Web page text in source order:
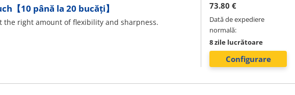
【10 până la 20 bucăți】
right amount of flexibility and sharpness.
73.80 €
Dată de expediere
normală:
8 zile lucrătoare
Configurare